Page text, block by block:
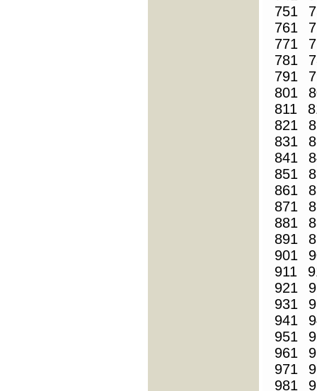
751
761
771
781
791
801
811
821
831
841
851
861
871
881
891
901
911
921
931
941
951
961
971
981